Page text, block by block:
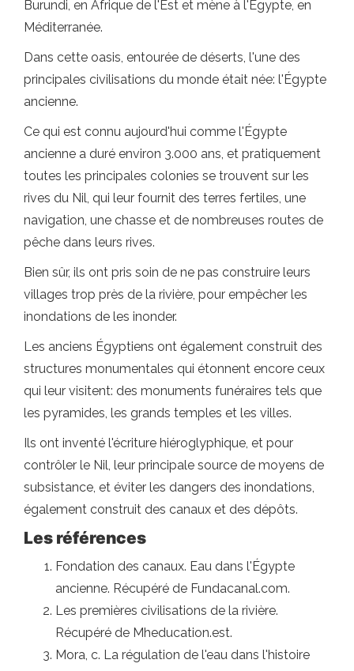
Burundi, en Afrique de l'Est et mène à l'Égypte, en
Méditerranée.
Dans cette oasis, entourée de déserts, l'une des
principales civilisations du monde était née: l'Égypte
ancienne.
Ce qui est connu aujourd'hui comme l'Égypte
ancienne a duré environ 3.000 ans, et pratiquement
toutes les principales colonies se trouvent sur les
rives du Nil, qui leur fournit des terres fertiles, une
navigation, une chasse et de nombreuses routes de
pêche dans leurs rives.
Bien sûr, ils ont pris soin de ne pas construire leurs
villages trop près de la rivière, pour empêcher les
inondations de les inonder.
Les anciens Égyptiens ont également construit des
structures monumentales qui étonnent encore ceux
qui leur visitent: des monuments funéraires tels que
les pyramides, les grands temples et les villes.
Ils ont inventé l'écriture hiéroglyphique, et pour
contrôler le Nil, leur principale source de moyens de
subsistance, et éviter les dangers des inondations,
également construit des canaux et des dépôts.
Les références
Fondation des canaux. Eau dans l'Égypte
ancienne. Récupéré de Fundacanal.com.
Les premières civilisations de la rivière.
Récupéré de Mheducation.est.
Mora, c. La régulation de l'eau dans l'histoire